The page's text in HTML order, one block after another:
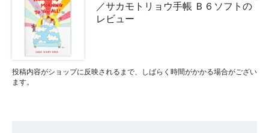
／サカモトリョウ手帳 Ｂ６ソフトの
レビュー
投稿内容がショップに反映されるまで、しばらく時間がかかる場合がござい
ます。